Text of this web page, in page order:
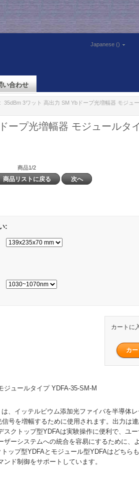
Japanese ()
い合わせ
35dBm 3ワット 高出力 SM Ybドープ光増幅器 モジュ
ープ光増幅器 モジュールタ
商品1/2
商品リストに戻る 次へ
:
カートに
ュールタイプ YDFA-35-SM-M
、イッテルビウム添加光ファイバを半導体
号を増幅するために使用されます。出力は
クトップ型YDFAは実験操作に便利で、ユ
ーシステムへの統合を容易にするために、
ップ型YDFAとモジュール型YDFAはどちら
ド制御をサポートしています。